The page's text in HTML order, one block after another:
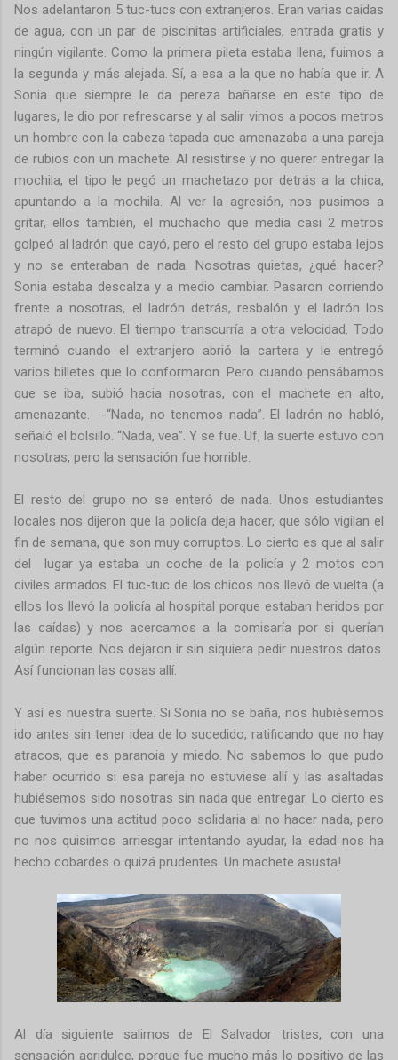
Nos adelantaron 5 tuc-tucs con extranjeros. Eran varias caídas
de agua, con un par de piscinitas artificiales, entrada gratis y
ningún vigilante. Como la primera pileta estaba llena, fuimos a
la segunda y más alejada. Sí, a esa a la que no había que ir. A
Sonia que siempre le da pereza bañarse en este tipo de
lugares, le dio por refrescarse y al salir vimos a pocos metros
un hombre con la cabeza tapada que amenazaba a una pareja
de rubios con un machete. Al resistirse y no querer entregar la
mochila, el tipo le pegó un machetazo por detrás a la chica,
apuntando a la mochila. Al ver la agresión, nos pusimos a
gritar, ellos también, el muchacho que medía casi 2 metros
golpeó al ladrón que cayó, pero el resto del grupo estaba lejos
y no se enteraban de nada. Nosotras quietas, ¿qué hacer?
Sonia estaba descalza y a medio cambiar. Pasaron corriendo
frente a nosotras, el ladrón detrás, resbalón y el ladrón los
atrapó de nuevo. El tiempo transcurría a otra velocidad. Todo
terminó cuando el extranjero abrió la cartera y le entregó
varios billetes que lo conformaron. Pero cuando pensábamos
que se iba, subió hacia nosotras, con el machete en alto,
amenazante. -“Nada, no tenemos nada”. El ladrón no habló,
señaló el bolsillo. “Nada, vea”. Y se fue. Uf, la suerte estuvo con
nosotras, pero la sensación fue horrible.
El resto del grupo no se enteró de nada. Unos estudiantes
locales nos dijeron que la policía deja hacer, que sólo vigilan el
fin de semana, que son muy corruptos. Lo cierto es que al salir
del lugar ya estaba un coche de la policía y 2 motos con
civiles armados. El tuc-tuc de los chicos nos llevó de vuelta (a
ellos los llevó la policía al hospital porque estaban heridos por
las caídas) y nos acercamos a la comisaría por si querían
algún reporte. Nos dejaron ir sin siquiera pedir nuestros datos.
Así funcionan las cosas allí.
Y así es nuestra suerte. Si Sonia no se baña, nos hubiésemos
ido antes sin tener idea de lo sucedido, ratificando que no hay
atracos, que es paranoia y miedo. No sabemos lo que pudo
haber ocurrido si esa pareja no estuviese allí y las asaltadas
hubiésemos sido nosotras sin nada que entregar. Lo cierto es
que tuvimos una actitud poco solidaria al no hacer nada, pero
no nos quisimos arriesgar intentando ayudar, la edad nos ha
hecho cobardes o quizá prudentes. Un machete asusta!
Al día siguiente salimos de El Salvador tristes, con una
sensación agridulce, porque fue mucho más lo positivo de las